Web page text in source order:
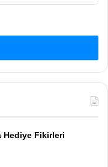
Hediye Fikirleri